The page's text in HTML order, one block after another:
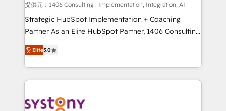
Portuguese, and English to design scalable strategies
that drive measurable growth. 🌎 Highlights: • 10+
years as a HubSpot partner. • 2023 Impact Awards:
Year LATAM 2022, 2023, 2024, 2025. • Partner of the
Year 2024. • Organizer of Aliados.ai (AI, marketing &
you grow faster, smarter, and with impact.
提供元：1406 Consulting | Implementation, Integration, AI
Strategic HubSpot Implementation + Coaching
Partner As an Elite HubSpot Partner, 1406 Consulting
helps mid-market revenue teams transform how
they sell, market, and serve. We don't just build your
HubSpot—we teach your team to own it, then stay
to help you keep winning. What We Do ⚙️ CRM
Data & Content 📈 Sales & Marketing Alignment +
Elite5.0